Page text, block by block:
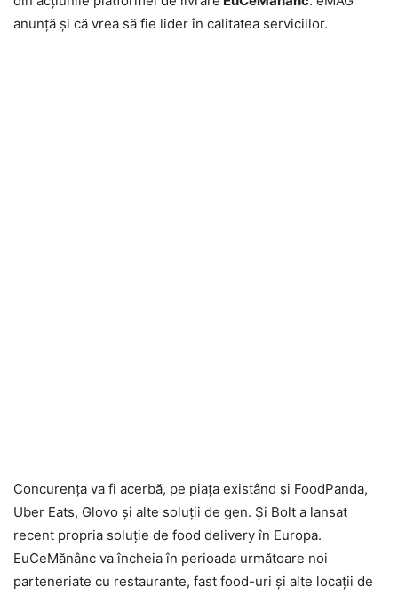
anunţă şi că vrea să fie lider în calitatea serviciilor.
Concurenţa va fi acerbă, pe piaţa existând şi FoodPanda,
Uber Eats, Glovo şi alte soluţii de gen. Şi Bolt a lansat
recent propria soluţie de food delivery în Europa.
EuCeMănânc va încheia în perioada următoare noi
parteneriate cu restaurante, fast food-uri şi alte locaţii de